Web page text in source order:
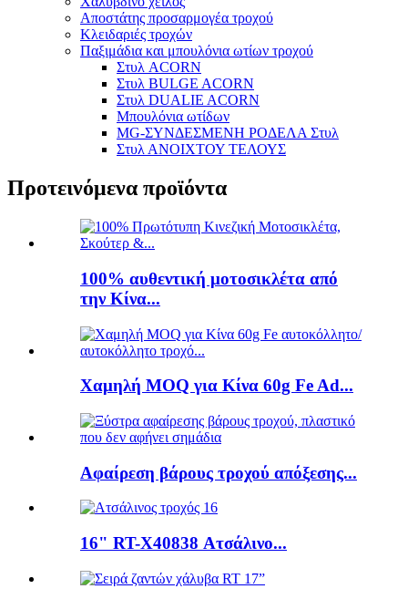
Αποστάτης προσαρμογέα τροχού
Κλειδαριές τροχών
Παξιμάδια και μπουλόνια ωτίων τροχού
Στυλ ACORN
Στυλ BULGE ACORN
Στυλ DUALIE ACORN
Μπουλόνια ωτίδων
MG-ΣΥΝΔΕΣΜΕΝΗ ΡΟΔΕΛΑ Στυλ
Στυλ ΑΝΟΙΧΤΟΥ ΤΕΛΟΥΣ
Προτεινόμενα προϊόντα
100% αυθεντική μοτοσικλέτα από
την Κίνα...
Χαμηλή MOQ για Κίνα 60g Fe Ad...
Αφαίρεση βάρους τροχού απόξεσης...
16" RT-X40838 Ατσάλινο...